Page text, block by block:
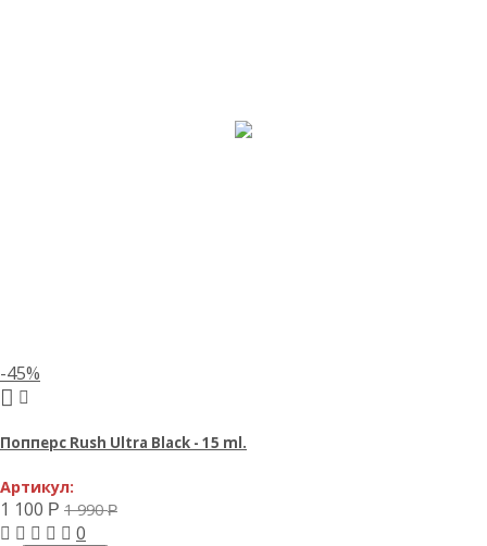
-45%
Попперс Rush Ultra Black - 15 ml.
Артикул:
1 100 Р 1 990Р
0